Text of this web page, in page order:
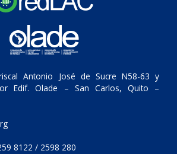
Antonio José de Sucre N58-63 y
Edif. Olade – San Carlos, Quito –
8122 / 2598 280